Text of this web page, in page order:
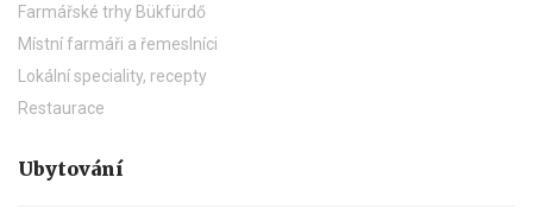
Farmářské trhy Bükfürdő
Místní farmáři a řemeslníci
Lokální speciality, recepty
Restaurace
Ubytování